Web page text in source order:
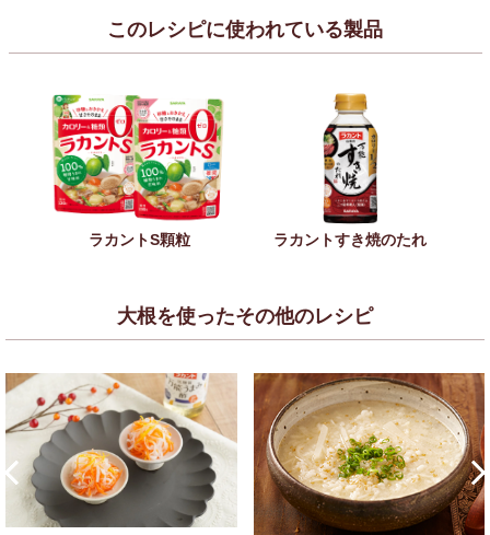
このレシピに使われている製品
ラカントS顆粒 ラカントすき焼のたれ
大根を使ったその他のレシピ